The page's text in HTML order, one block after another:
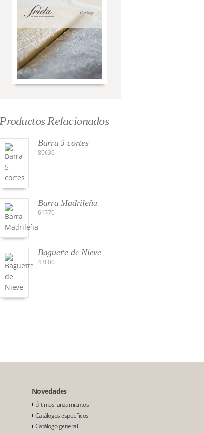
Productos Relacionados
Barra 5 cortes
80630
Barra Madrileña
61770
Baguette de Nieve
43800
Novedades
Últimos lanzamientos
Catálogos específicos
Catálogo general